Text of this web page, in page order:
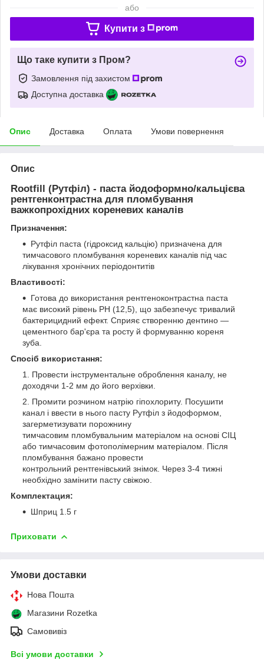
або
Купити з
Що таке купити з Пром?
Замовлення під захистом
Доступна доставка
Опис Доставка Оплата Умови повернення
Опис
Rootfill (Рутфіл) - паста йодоформно/кальцієва
рентгенконтрастна для пломбування
важкопрохідних кореневих каналів
Призначення:
Рутфіл паста (гідроксид кальцію) призначена для
тимчасового пломбування кореневих каналів під час
лікування хронічних періодонтитів
Властивості:
Готова до використання рентгеноконтрастна паста
має високий рівень PH (12,5), що забезпечує тривалий
бактерицидний ефект. Сприяє створенню дентино —
цементного бар'єра та росту й формуванню кореня
зуба.
Спосіб використання:
Провести інструментальне оброблення каналу, не
доходячи 1-2 мм до його верхівки.
Промити розчином натрію гіпохлориту. Посушити
канал і ввести в нього пасту Рутфіл з йодоформом,
загерметизувати порожнину
тимчасовим пломбувальним матеріалом на основі СІЦ
або тимчасовим фотополімерним матеріалом. Після
пломбування бажано провести
контрольний рентгенівський знімок. Через 3-4 тижні
необхідно замінити пасту свіжою.
Комплектация:
Шприц 1.5 г
Приховати
Умови доставки
Нова Пошта
Магазини Rozetka
Самовивіз
Всі умови доставки